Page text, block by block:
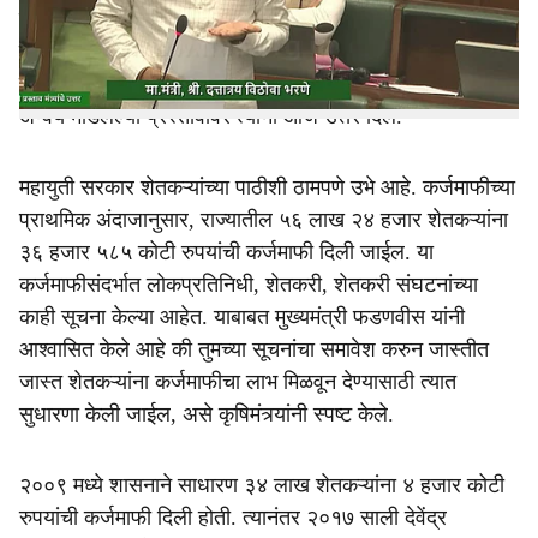
विधानसभेत दिले. तीनही वेळेच्या कर्जमाफी निकषांचा विचार केला तर
यावर्षी दिलेली कर्जमाफी निश्चितपणे अडचणीत असलेल्या शेतकऱ्यांना
दिलासा देणारी ठरेल, असा विश्वास त्यांनी व्यक्त केला. नियम २९३
अन्वये मांडलेल्या प्रस्तावावर त्यांनी आज उत्तर दिले.
महायुती सरकार शेतकऱ्यांच्या पाठीशी ठामपणे उभे आहे. कर्जमाफीच्या
प्राथमिक अंदाजानुसार, राज्यातील ५६ लाख २४ हजार शेतकऱ्यांना
३६ हजार ५८५ कोटी रुपयांची कर्जमाफी दिली जाईल. या
कर्जमाफीसंदर्भात लोकप्रतिनिधी, शेतकरी, शेतकरी संघटनांच्या
काही सूचना केल्या आहेत. याबाबत मुख्यमंत्री फडणवीस यांनी
आश्वासित केले आहे की तुमच्या सूचनांचा समावेश करुन जास्तीत
जास्त शेतकऱ्यांना कर्जमाफीचा लाभ मिळवून देण्यासाठी त्यात
सुधारणा केली जाईल, असे कृषिमंत्र्यांनी स्पष्ट केले.
२००९ मध्ये शासनाने साधारण ३४ लाख शेतकऱ्यांना ४ हजार कोटी
रुपयांची कर्जमाफी दिली होती. त्यानंतर २०१७ साली देवेंद्र